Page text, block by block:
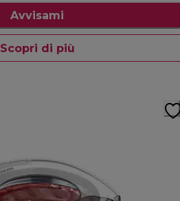
Avvisami
Scopri di più